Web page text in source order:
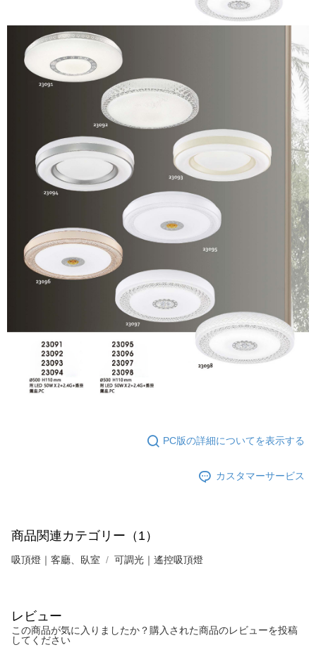
PC版の詳細についてを表示する
カスタマーサービス
商品関連カテゴリー（1）
吸頂燈｜客廳、臥室 可調光｜遙控吸頂燈
レビュー
この商品が気に入りましたか？購入された商品のレビューを投稿
してください